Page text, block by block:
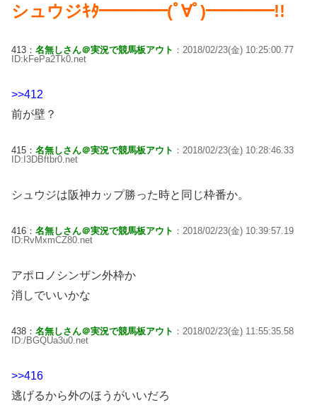
シュウジｷﾀ━━━━(ﾟ∀ﾟ)━━━━!!
413： 名無しさん＠実況で競馬板アウト ：2018/02/23(金) 10:25:00.77
ID:kFePa2Tk0.net
>>412
前が壁？
415： 名無しさん＠実況で競馬板アウト ：2018/02/23(金) 10:28:46.33
ID:I3DBftbr0.net
シュウジは阪神カップ勝った時と同じ枠番か。
416： 名無しさん＠実況で競馬板アウト ：2018/02/23(金) 10:39:57.19
ID:RvMxmCZ80.net
アポロノシンザン外枠か
消しでいいかな
438： 名無しさん＠実況で競馬板アウト ：2018/02/23(金) 11:55:35.58
ID:/BGQUa3u0.net
>>416
逃げるから外のほうがいいだろ